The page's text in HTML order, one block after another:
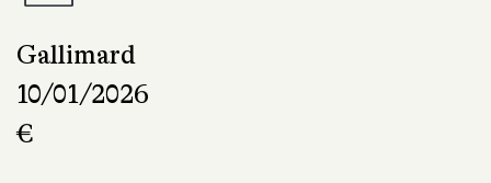
Gallimard
10/01/2026
€